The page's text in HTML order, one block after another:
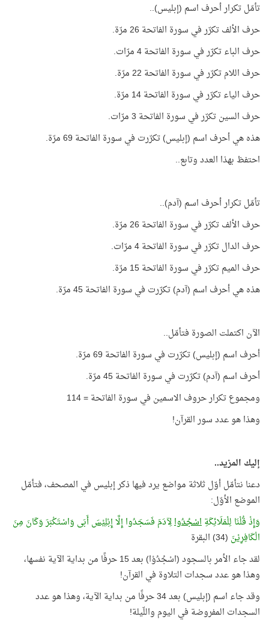
تأمّل تكرار أحرف اسم (إبليس)..
حرف الألف تكرّر في سورة الفاتحة 26 مرّة.
حرف الباء تكرّر في سورة الفاتحة 4 مرّات.
حرف اللام تكرّر في سورة الفاتحة 22 مرّة.
حرف الياء تكرّر في سورة الفاتحة 14 مرّة.
حرف السين تكرّر في سورة الفاتحة 3 مرّات.
هذه هي أحرف اسم (إبليس) تكرّرت في سورة الفاتحة 69 مرّة.
احتفظ بهذا العدد وتابع..
تأمّل تكرار أحرف اسم (آدم)..
حرف الألف تكرّر في سورة الفاتحة 26 مرّة.
حرف الدال تكرّر في سورة الفاتحة 4 مرّات.
حرف الميم تكرّر في سورة الفاتحة 15 مرّة.
هذه هي أحرف اسم (آدم) تكرّرت في سورة الفاتحة 45 مرّة.
الآن اكتملت الصورة فتأمّل..
أحرف اسم (إبليس) تكرّرت في سورة الفاتحة 69 مرّة.
أحرف اسم (آدم) تكرّرت في سورة الفاتحة 45 مرّة.
ومجموع تكرار حروف الاسمين في سورة الفاتحة = 114
وهذا هو عدد سور القرآن!
إليك المزيد..
دعنا نتأمّل أوّل ثلاثة مواضع يرد فيها ذكر إبليس في المصحف، فتأمّل
الموضع الأوّل:
وَإِذْ قُلْنَا لِلْمَلَائِكَةِاسْجُدُوالِآدَمَ فَسَجَدُوا إِلَّاإِبْلِيْسَأَبَى وَاسْتَكْبَرَ وَكَانَ مِنَ
الْكَافِرِيْنَ (34) البقرة
لقد جاء الأمر بالسجود (اسْجُدُوْا) بعد 15 حرفًا من بداية الآية نفسها،
وهذا هو عدد سجدات التلاوة في القرآن!
وقد جاء اسم (إبليس) بعد 34 حرفًا من بداية الآية، وهذا هو عدد
السجدات المفروضة في اليوم واللّيلة!